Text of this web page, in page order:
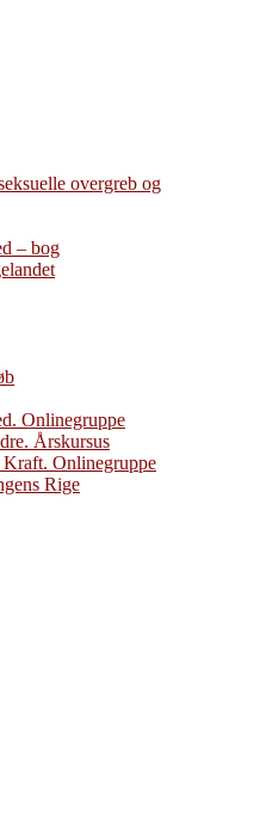
overgreb og
– bog
Onlinegruppe
Årskursus
Onlinegruppe
Rige